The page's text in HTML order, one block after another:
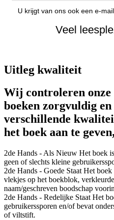
U krijgt van ons ook een e-
Veel
Uitleg kwaliteit
Wij controleren onze
boeken zorgvuldig
verschillende
het boek aan te
2de Hands - Als Nieuw Het boek
geen of slechts kleine
2de Hands - Goede Staat Het boek
vlekjes op het boekblok,
naam/geschreven boodschap
2de Hands - Redelijke Staat Het
gebruikerssporen en/of bevat
of viltstift.